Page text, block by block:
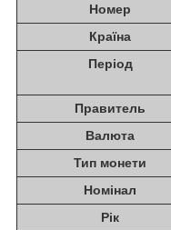
Номер
Країна
Період
Правитель
Валюта
Тип монети
Номінал
Рік